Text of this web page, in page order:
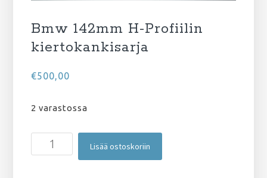
Bmw 142mm H-Profiilin
kiertokankisarja
€500,00
2 varastossa
Bmw
142mm
Lisää ostoskoriin